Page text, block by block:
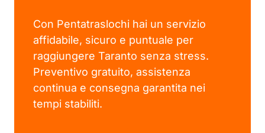
Con Pentatraslochi hai un servizio
affidabile, sicuro e puntuale per
raggiungere Taranto senza stress.
Preventivo gratuito, assistenza
continua e consegna garantita nei
tempi stabiliti.